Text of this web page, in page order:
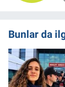
Bunlar da